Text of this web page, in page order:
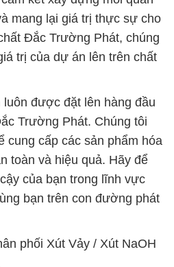
được đặt lên hàng đầu
Trường Phát. Chúng tôi
cấp các sản phẩm hóa
toàn và hiệu quả. Hãy để
của bạn trong lĩnh vực
bạn trên con đường phát
phối Xút Vảy / Xút NaOH
Xút Vảy / Xút NaOH
Vảy / Xút NaOH 98%